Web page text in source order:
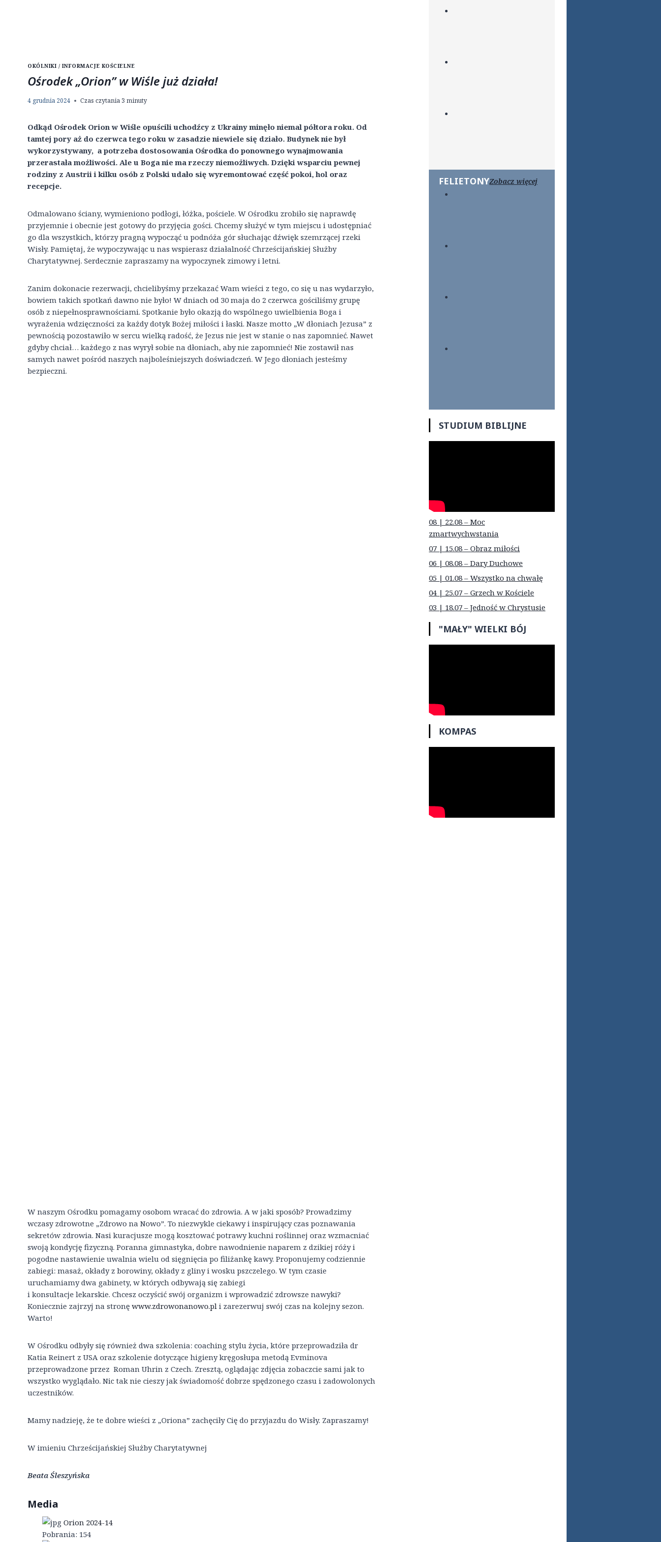
OKÓLNIKI / INFORMACJE KOŚCIELNE
Ośrodek „Orion” w Wiśle już działa!
4 grudnia 2024 Czas czytania 3 minuty
Odkąd Ośrodek Orion w Wiśle opuścili uchodźcy z Ukrainy minęło niemal półtora roku. Od
tamtej pory aż do czerwca tego roku w zasadzie niewiele się działo. Budynek nie był
wykorzystywany, a potrzeba dostosowania Ośrodka do ponownego wynajmowania
przerastała możliwości. Ale u Boga nie ma rzeczy niemożliwych. Dzięki wsparciu pewnej
rodziny z Austrii i kilku osób z Polski udało się wyremontować część pokoi, hol oraz
recepcje.
Odmalowano ściany, wymieniono podłogi, łóżka, pościele. W Ośrodku zrobiło się naprawdę
przyjemnie i obecnie jest gotowy do przyjęcia gości. Chcemy służyć w tym miejscu i udostępniać
go dla wszystkich, którzy pragną wypocząć u podnóża gór słuchając dźwięk szemrzącej rzeki
Wisły. Pamiętaj, że wypoczywając u nas wspierasz działalność Chrześcijańskiej Służby
Charytatywnej. Serdecznie zapraszamy na wypoczynek zimowy i letni.
Zanim dokonacie rezerwacji, chcielibyśmy przekazać Wam wieści z tego, co się u nas wydarzyło,
bowiem takich spotkań dawno nie było! W dniach od 30 maja do 2 czerwca gościliśmy grupę
osób z niepełnosprawnościami. Spotkanie było okazją do wspólnego uwielbienia Boga i
wyrażenia wdzięczności za każdy dotyk Bożej miłości i łaski. Nasze motto „W dłoniach Jezusa” z
pewnością pozostawiło w sercu wielką radość, że Jezus nie jest w stanie o nas zapomnieć. Nawet
gdyby chciał… każdego z nas wyrył sobie na dłoniach, aby nie zapomnieć! Nie zostawił nas
samych nawet pośród naszych najboleśniejszych doświadczeń. W Jego dłoniach jesteśmy
bezpieczni.
W naszym Ośrodku pomagamy osobom wracać do zdrowia. A w jaki sposób? Prowadzimy
wczasy zdrowotne „Zdrowo na Nowo”. To niezwykle ciekawy i inspirujący czas poznawania
sekretów zdrowia. Nasi kuracjusze mogą kosztować potrawy kuchni roślinnej oraz wzmacniać
swoją kondycję fizyczną. Poranna gimnastyka, dobre nawodnienie naparem z dzikiej róży i
pogodne nastawienie uwalnia wielu od sięgnięcia po filiżankę kawy. Proponujemy codziennie
zabiegi: masaż, okłady z borowiny, okłady z gliny i wosku pszczelego. W tym czasie
uruchamiamy dwa gabinety, w których odbywają się zabiegi
i konsultacje lekarskie. Chcesz oczyścić swój organizm i wprowadzić zdrowsze nawyki?
Koniecznie zajrzyj na stronę www.zdrowonanowo.pl i zarezerwuj swój czas na kolejny sezon.
Warto!
W Ośrodku odbyły się również dwa szkolenia: coaching stylu życia, które przeprowadziła dr
Katia Reinert z USA oraz szkolenie dotyczące higieny kręgosłupa metodą Evminova
przeprowadzone przez Roman Uhrin z Czech. Zresztą, oglądając zdjęcia zobaczcie sami jak to
wszystko wyglądało. Nic tak nie cieszy jak świadomość dobrze spędzonego czasu i zadowolonych
uczestników.
Mamy nadzieję, że te dobre wieści z „Oriona” zachęciły Cię do przyjazdu do Wisły. Zapraszamy!
W imieniu Chrześcijańskiej Służby Charytatywnej
Beata Śleszyńska
Media
Orion 2024-14
Pobrania: 154
FELIETONYZobacz więcej
STUDIUM BIBLIJNE
08 | 22.08 – Moc
zmartwychwstania
07 | 15.08 – Obraz miłości
06 | 08.08 – Dary Duchowe
05 | 01.08 – Wszystko na chwałę
04 | 25.07 – Grzech w Kościele
03 | 18.07 – Jedność w Chrystusie
"MAŁY" WIELKI BÓJ
KOMPAS